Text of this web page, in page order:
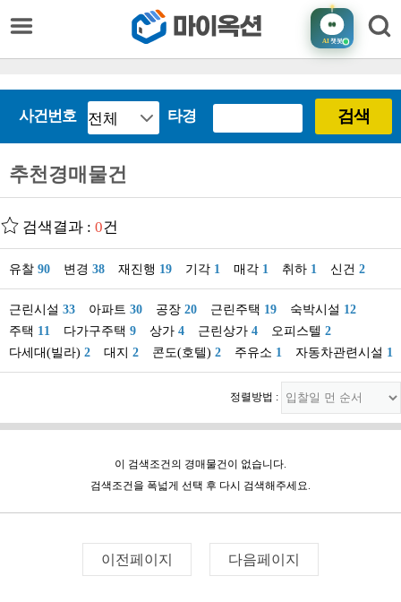
AI챗봇
사건번호 타경 검색
추천경매물건
검색결과 : 0건
유찰 90 변경 38 재진행 19 기각 1 매각 1 취하 1 신건 2
근린시설 33 아파트 30 공장 20 근린주택 19 숙박시설 12
주택 11 다가구주택 9 상가 4 근린상가 4 오피스텔 2
다세대(빌라) 2 대지 2 콘도(호텔) 2 주유소 1 자동차관련시설 1
정렬방법 :
이 검색조건의 경매물건이 없습니다.
검색조건을 폭넓게 선택 후 다시 검색해주세요.
이전페이지 다음페이지